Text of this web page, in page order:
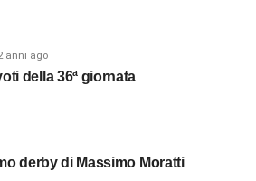
anni ago
della 36ª giornata
derby di Massimo Moratti